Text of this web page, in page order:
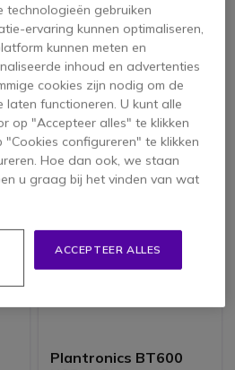
Plantronics BT600
USB-C Bluetooth
Dongle
107,95 €
104,95 € ex. BTW
Plantronics BT600
technologieën gebruiken
ervaring kunnen optimaliseren,
kunnen meten en
inhoud en advertenties
cookies zijn nodig om de
laten functioneren. U kunt alle
op "Accepteer alles" te klikken
configureren" te klikken
Hoe dan ook, we staan
u graag bij het vinden van wat
ACCEPTEER ALLES